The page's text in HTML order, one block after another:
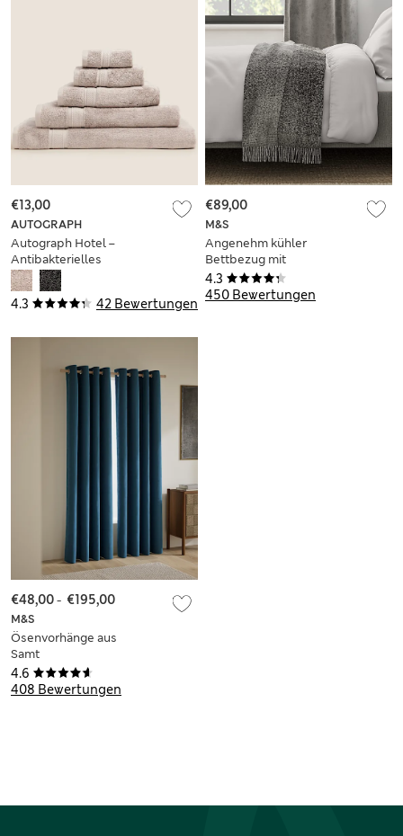
4.3 42 Bewertungen
AUTOGRAPH
Autograph Hotel –
Antibakterielles
Handtuch aus
Bambusmischgewebe
€13,00
4.3
450 Bewertungen
M&S
Angenehm kühler
Bettbezug mit
hohem Lyocell-
Anteil
€89,00
4.6
408 Bewertungen
M&S
Ösenvorhänge aus
Samt
€48,00- €195,00